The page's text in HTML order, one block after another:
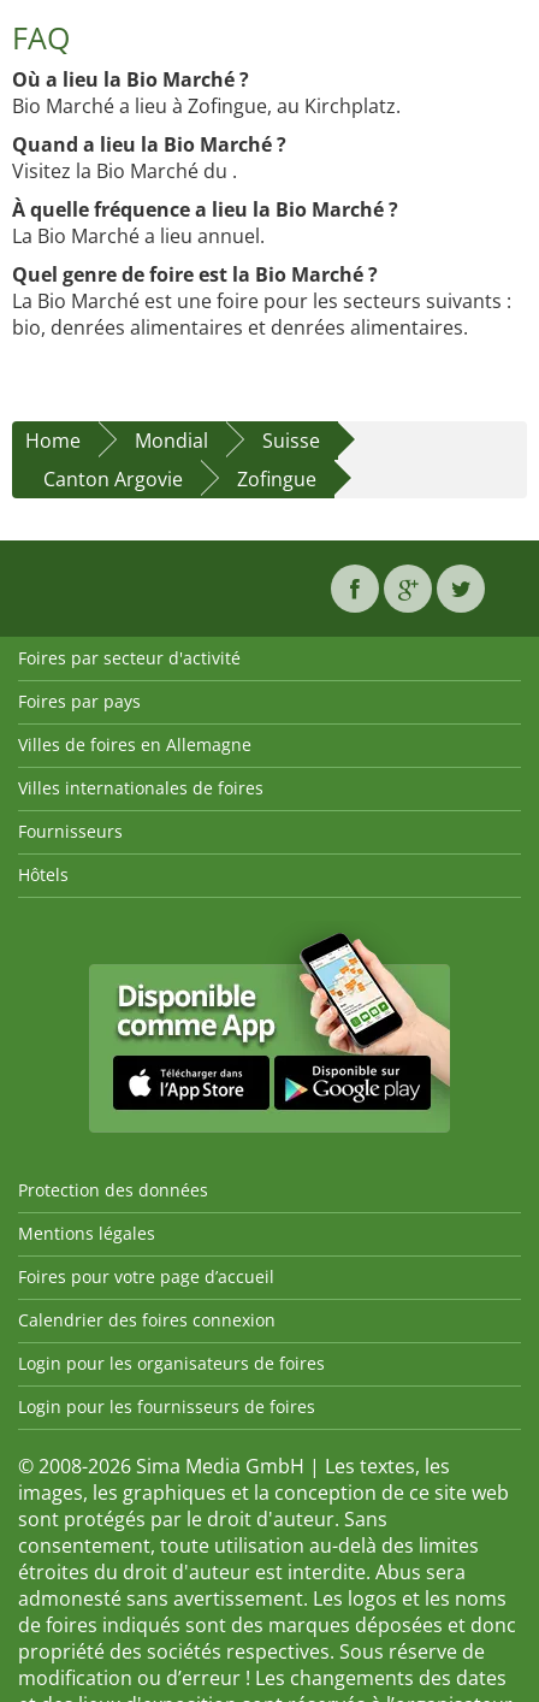
FAQ
Où a lieu la Bio Marché ?
Bio Marché a lieu à Zofingue, au Kirchplatz.
Quand a lieu la Bio Marché ?
Visitez la Bio Marché du .
À quelle fréquence a lieu la Bio Marché ?
La Bio Marché a lieu annuel.
Quel genre de foire est la Bio Marché ?
La Bio Marché est une foire pour les secteurs suivants :
bio, denrées alimentaires et denrées alimentaires.
Home Mondial
Suisse
Canton Argovie
Zofingue
Foires par secteur d'activité
Foires par pays
Villes de foires en Allemagne
Villes internationales de foires
Fournisseurs
Hôtels
Protection des données
Mentions légales
Foires pour votre page d’accueil
Calendrier des foires connexion
Login pour les organisateurs de foires
Login pour les fournisseurs de foires
© 2008-2026 Sima Media GmbH | Les textes, les
images, les graphiques et la conception de ce site web
sont protégés par le droit d'auteur. Sans
consentement, toute utilisation au-delà des limites
étroites du droit d'auteur est interdite. Abus sera
admonesté sans avertissement. Les logos et les noms
de foires indiqués sont des marques déposées et donc
propriété des sociétés respectives. Sous réserve de
modification ou d’erreur ! Les changements des dates